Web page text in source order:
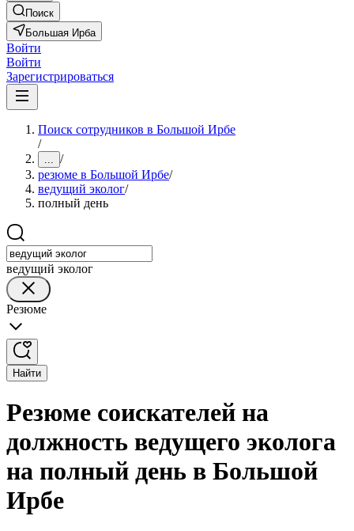
Поиск
Большая Ирба
Войти
Войти
Зарегистрироваться
Поиск сотрудников в Большой Ирбе
/
... /
резюме в Большой Ирбе/
ведущий эколог/
полный день
ведущий эколог
Резюме
Найти
Резюме соискателей на
должность ведущего эколога
на полный день в Большой
Ирбе